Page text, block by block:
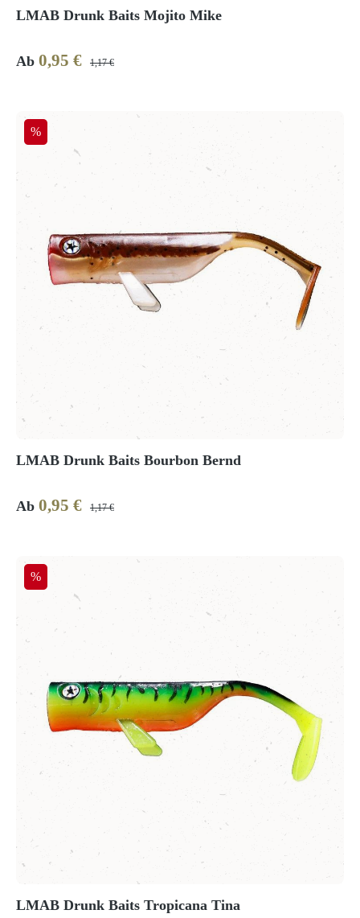
LMAB Drunk Baits Mojito Mike
Verkaufspreis:
Ab 0,95 € Regulärer Preis:
1,17 €
Rabatt
%
LMAB Drunk Baits Bourbon Bernd
Verkaufspreis:
Ab 0,95 € Regulärer Preis:
1,17 €
Rabatt
%
LMAB Drunk Baits Tropicana Tina